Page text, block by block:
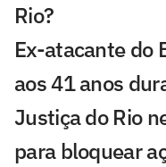
Rio?
Ex-atacante do
aos 41 anos
Justiça do Rio
para bloquear